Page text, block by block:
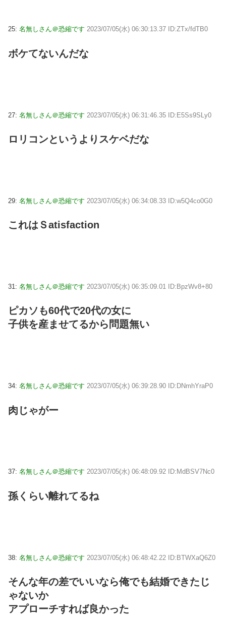
25: 名無しさん＠恐縮です 2023/07/05(水) 06:30:13.37 ID:ZTx/fdTB0
ボケてないんだな
27: 名無しさん＠恐縮です 2023/07/05(水) 06:31:46.35 ID:E5Ss9SLy0
ロリコンというよりスケベだな
29: 名無しさん＠恐縮です 2023/07/05(水) 06:34:08.33 ID:w5Q4co0G0
これはＳatisfaction
31: 名無しさん＠恐縮です 2023/07/05(水) 06:35:09.01 ID:BpzWv8+80
ピカソも60代で20代の女に
子供を産ませてるから問題無い
34: 名無しさん＠恐縮です 2023/07/05(水) 06:39:28.90 ID:DNmhYraP0
肉じゃがー
37: 名無しさん＠恐縮です 2023/07/05(水) 06:48:09.92 ID:MdBSV7Nc0
孫くらい離れてるね
38: 名無しさん＠恐縮です 2023/07/05(水) 06:48:42.22 ID:BTWXaQ6Z0
そんな年の差でいいなら俺でも結婚できたじ
ゃないか
アプローチすれば良かった